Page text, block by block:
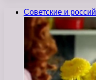
Советские и